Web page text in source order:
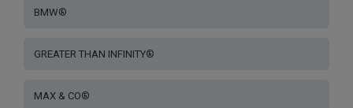
BMW®
GREATER THAN INFINITY®
MAX & CO®